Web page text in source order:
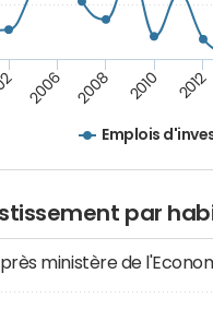
Emplois
2006 2008 2010 2012
par
ministère de